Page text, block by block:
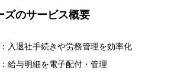
ズのサービス概要
退社手続きや労務管理を効率化
給与明細を電子配付・管理